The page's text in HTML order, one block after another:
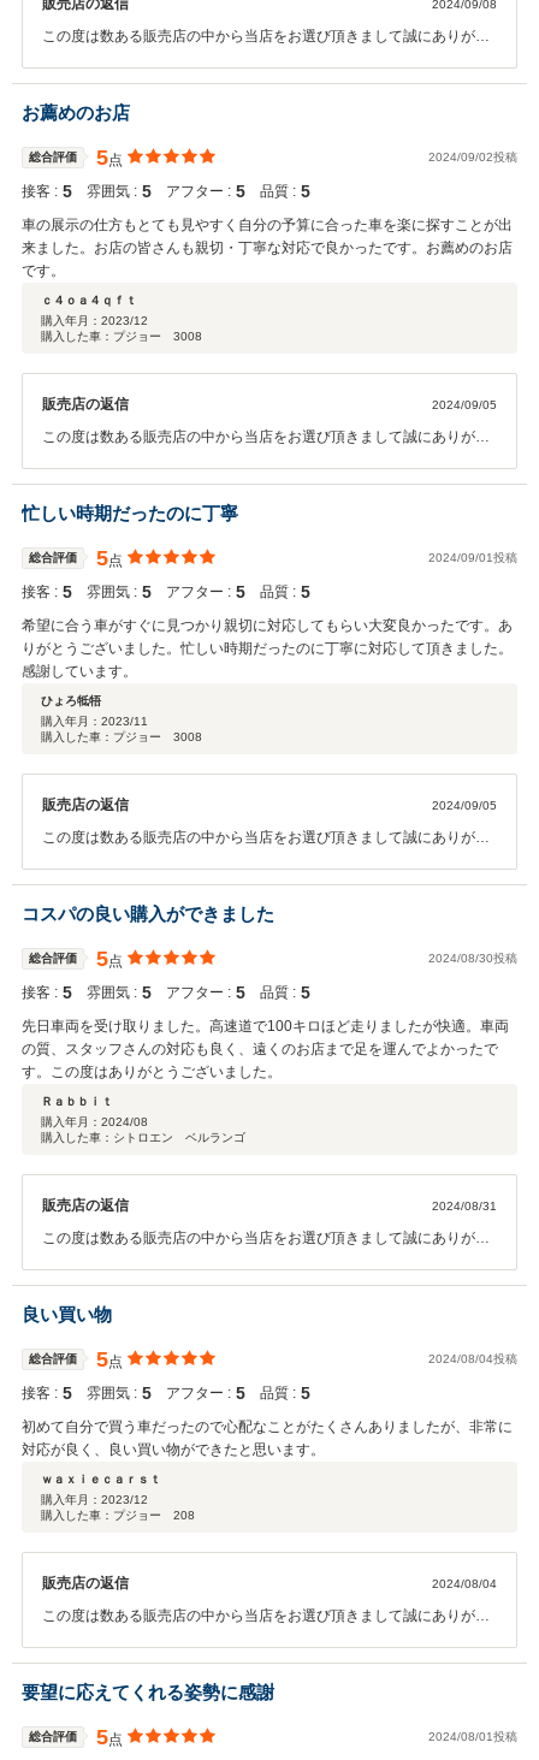
販売店の返信 2024/09/08
この度は数ある販売店の中から当店をお選び頂きまして誠にありがと
問い合わせください。 今後とも、宜しくお願い申します。
お薦めのお店
総合評価 5点 2024/09/02投稿
接客 : 5 雰囲気 : 5 アフター : 5 品質 : 5
車の展示の仕方もとても見やすく自分の予算に合った車を楽に探すことが出
来ました。お店の皆さんも親切・丁寧な対応で良かったです。お薦めのお店
です。
ｃ４ｏａ４ｑｆｔ
購入年月： 2023/12
購入した車：プジョー 3008
販売店の返信 2024/09/05
この度は数ある販売店の中から当店をお選び頂きまして誠にありがと
問い合わせください。 今後とも、宜しくお願い申します。
忙しい時期だったのに丁寧
総合評価 5点 2024/09/01投稿
接客 : 5 雰囲気 : 5 アフター : 5 品質 : 5
希望に合う車がすぐに見つかり親切に対応してもらい大変良かったです。あ
りがとうございました。忙しい時期だったのに丁寧に対応して頂きました。
感謝しています。
ひょろ牴牾
購入年月： 2023/11
購入した車：プジョー 3008
販売店の返信 2024/09/05
この度は数ある販売店の中から当店をお選び頂きまして誠にありがと
問い合わせください。 今後とも、宜しくお願い申します。
コスパの良い購入ができました
総合評価 5点 2024/08/30投稿
接客 : 5 雰囲気 : 5 アフター : 5 品質 : 5
先日車両を受け取りました。高速道で100キロほど走りましたが快適。車両
の質、スタッフさんの対応も良く、遠くのお店まで足を運んでよかったで
す。この度はありがとうございました。
Ｒａｂｂｉｔ
購入年月： 2024/08
購入した車：シトロエン ベルランゴ
販売店の返信 2024/08/31
この度は数ある販売店の中から当店をお選び頂きまして誠にありがと
問い合わせください。 今後とも、宜しくお願い申します。
良い買い物
総合評価 5点 2024/08/04投稿
接客 : 5 雰囲気 : 5 アフター : 5 品質 : 5
初めて自分で買う車だったので心配なことがたくさんありましたが、非常に
対応が良く、良い買い物ができたと思います。
ｗａｘｉｅｃａｒｓｔ
購入年月： 2023/12
購入した車：プジョー 208
販売店の返信 2024/08/04
この度は数ある販売店の中から当店をお選び頂きまして誠にありがと
問い合わせください。 今後とも、宜しくお願い申します。
要望に応えてくれる姿勢に感謝
総合評価 5点 2024/08/01投稿